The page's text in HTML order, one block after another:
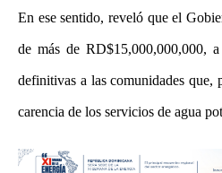
En ese sentido, reveló que el
de más de RD$15,000,000,000,
definitivas a las comunidades que,
carencia de los servicios de agua